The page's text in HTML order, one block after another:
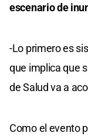
escenario de
-Lo primero es
que implica que
de Salud va a
Como el evento